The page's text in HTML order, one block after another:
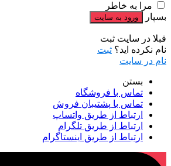
مرا به خاطر
بسپار
قبلا در سایت ثبت
نام نکرده اید؟ ثبت
نام در سایت
بستن
تماس با فروشگاه
تماس با پشتیبان فروش
ارتباط از طریق واتساپ
ارتباط از طریق تلگرام
ارتباط از طریق اینستاگرام